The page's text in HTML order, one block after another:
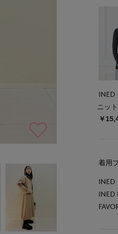
INED
ニット
￥
着用
INED
INED L